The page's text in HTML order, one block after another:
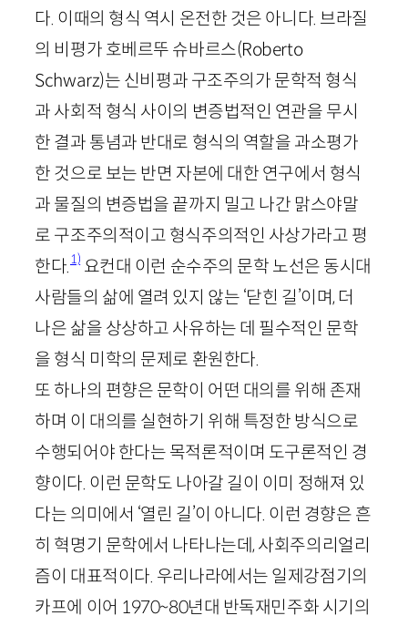
다. 이때의 형식 역시 온전한 것은 아니다. 브라질
의 비평가 호베르뚜 슈바르스(Roberto
Schwarz)는 신비평과 구조주의가 문학적 형식
과 사회적 형식 사이의 변증법적인 연관을 무시
한 결과 통념과 반대로 형식의 역할을 과소평가
한 것으로 보는 반면 자본에 대한 연구에서 형식
과 물질의 변증법을 끝까지 밀고 나간 맑스야말
로 구조주의적이고 형식주의적인 사상가라고 평
한다.1)요컨대 이런 순수주의 문학 노선은 동시대
사람들의 삶에 열려 있지 않는 ‘닫힌 길’이며, 더
나은 삶을 상상하고 사유하는 데 필수적인 문학
을 형식 미학의 문제로 환원한다.
또 하나의 편향은 문학이 어떤 대의를 위해 존재
하며 이 대의를 실현하기 위해 특정한 방식으로
수행되어야 한다는 목적론적이며 도구론적인 경
향이다. 이런 문학도 나아갈 길이 이미 정해져 있
다는 의미에서 ‘열린 길’이 아니다. 이런 경향은 흔
히 혁명기 문학에서 나타나는데, 사회주의리얼리
즘이 대표적이다. 우리나라에서는 일제강점기의
카프에 이어 1970~80년대 반독재민주화 시기의